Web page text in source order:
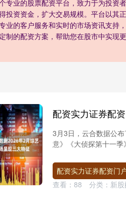
专业的股票配资平台，致力于为投资
投资资金，扩大交易规模。平台以其
业的客户服务和实时的市场资讯支持
制的配资方案，帮助您在股市中实现更
3月3日，云合数据公
意》《大侦探第十一
配资实力证券配资门
查看： 88 分类： 新